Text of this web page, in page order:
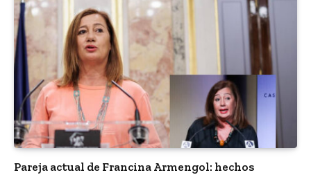
Pareja actual de Francina Armengol: hechos